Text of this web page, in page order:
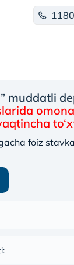
1180
muddatli
foiz